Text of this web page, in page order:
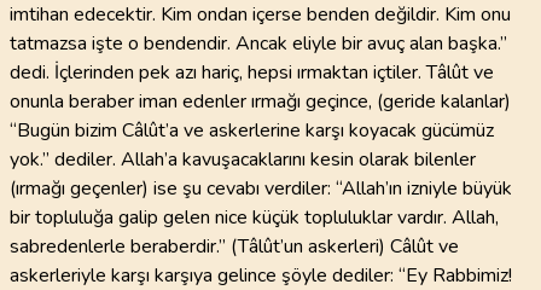
imtihan edecektir. Kim ondan içerse benden değildir. Kim onu
tatmazsa işte o bendendir. Ancak eliyle bir avuç alan başka.”
dedi. İçlerinden pek azı hariç, hepsi ırmaktan içtiler. Tâlût ve
onunla beraber iman edenler ırmağı geçince, (geride kalanlar)
“Bugün bizim Câlût’a ve askerlerine karşı koyacak gücümüz
yok.” dediler. Allah’a kavuşacaklarını kesin olarak bilenler
(ırmağı geçenler) ise şu cevabı verdiler: “Allah’ın izniyle büyük
bir topluluğa galip gelen nice küçük topluluklar vardır. Allah,
sabredenlerle beraberdir.” (Tâlût’un askerleri) Câlût ve
askerleriyle karşı karşıya gelince şöyle dediler: “Ey Rabbimiz!